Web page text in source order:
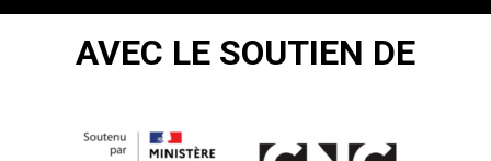
AVEC LE SOUTIEN DE